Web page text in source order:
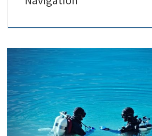
10./11.06.2023 findet der Kurs GDL
Anmeldungen ab sofort möglich. Anmeldeschluss
15.05.2023 […]